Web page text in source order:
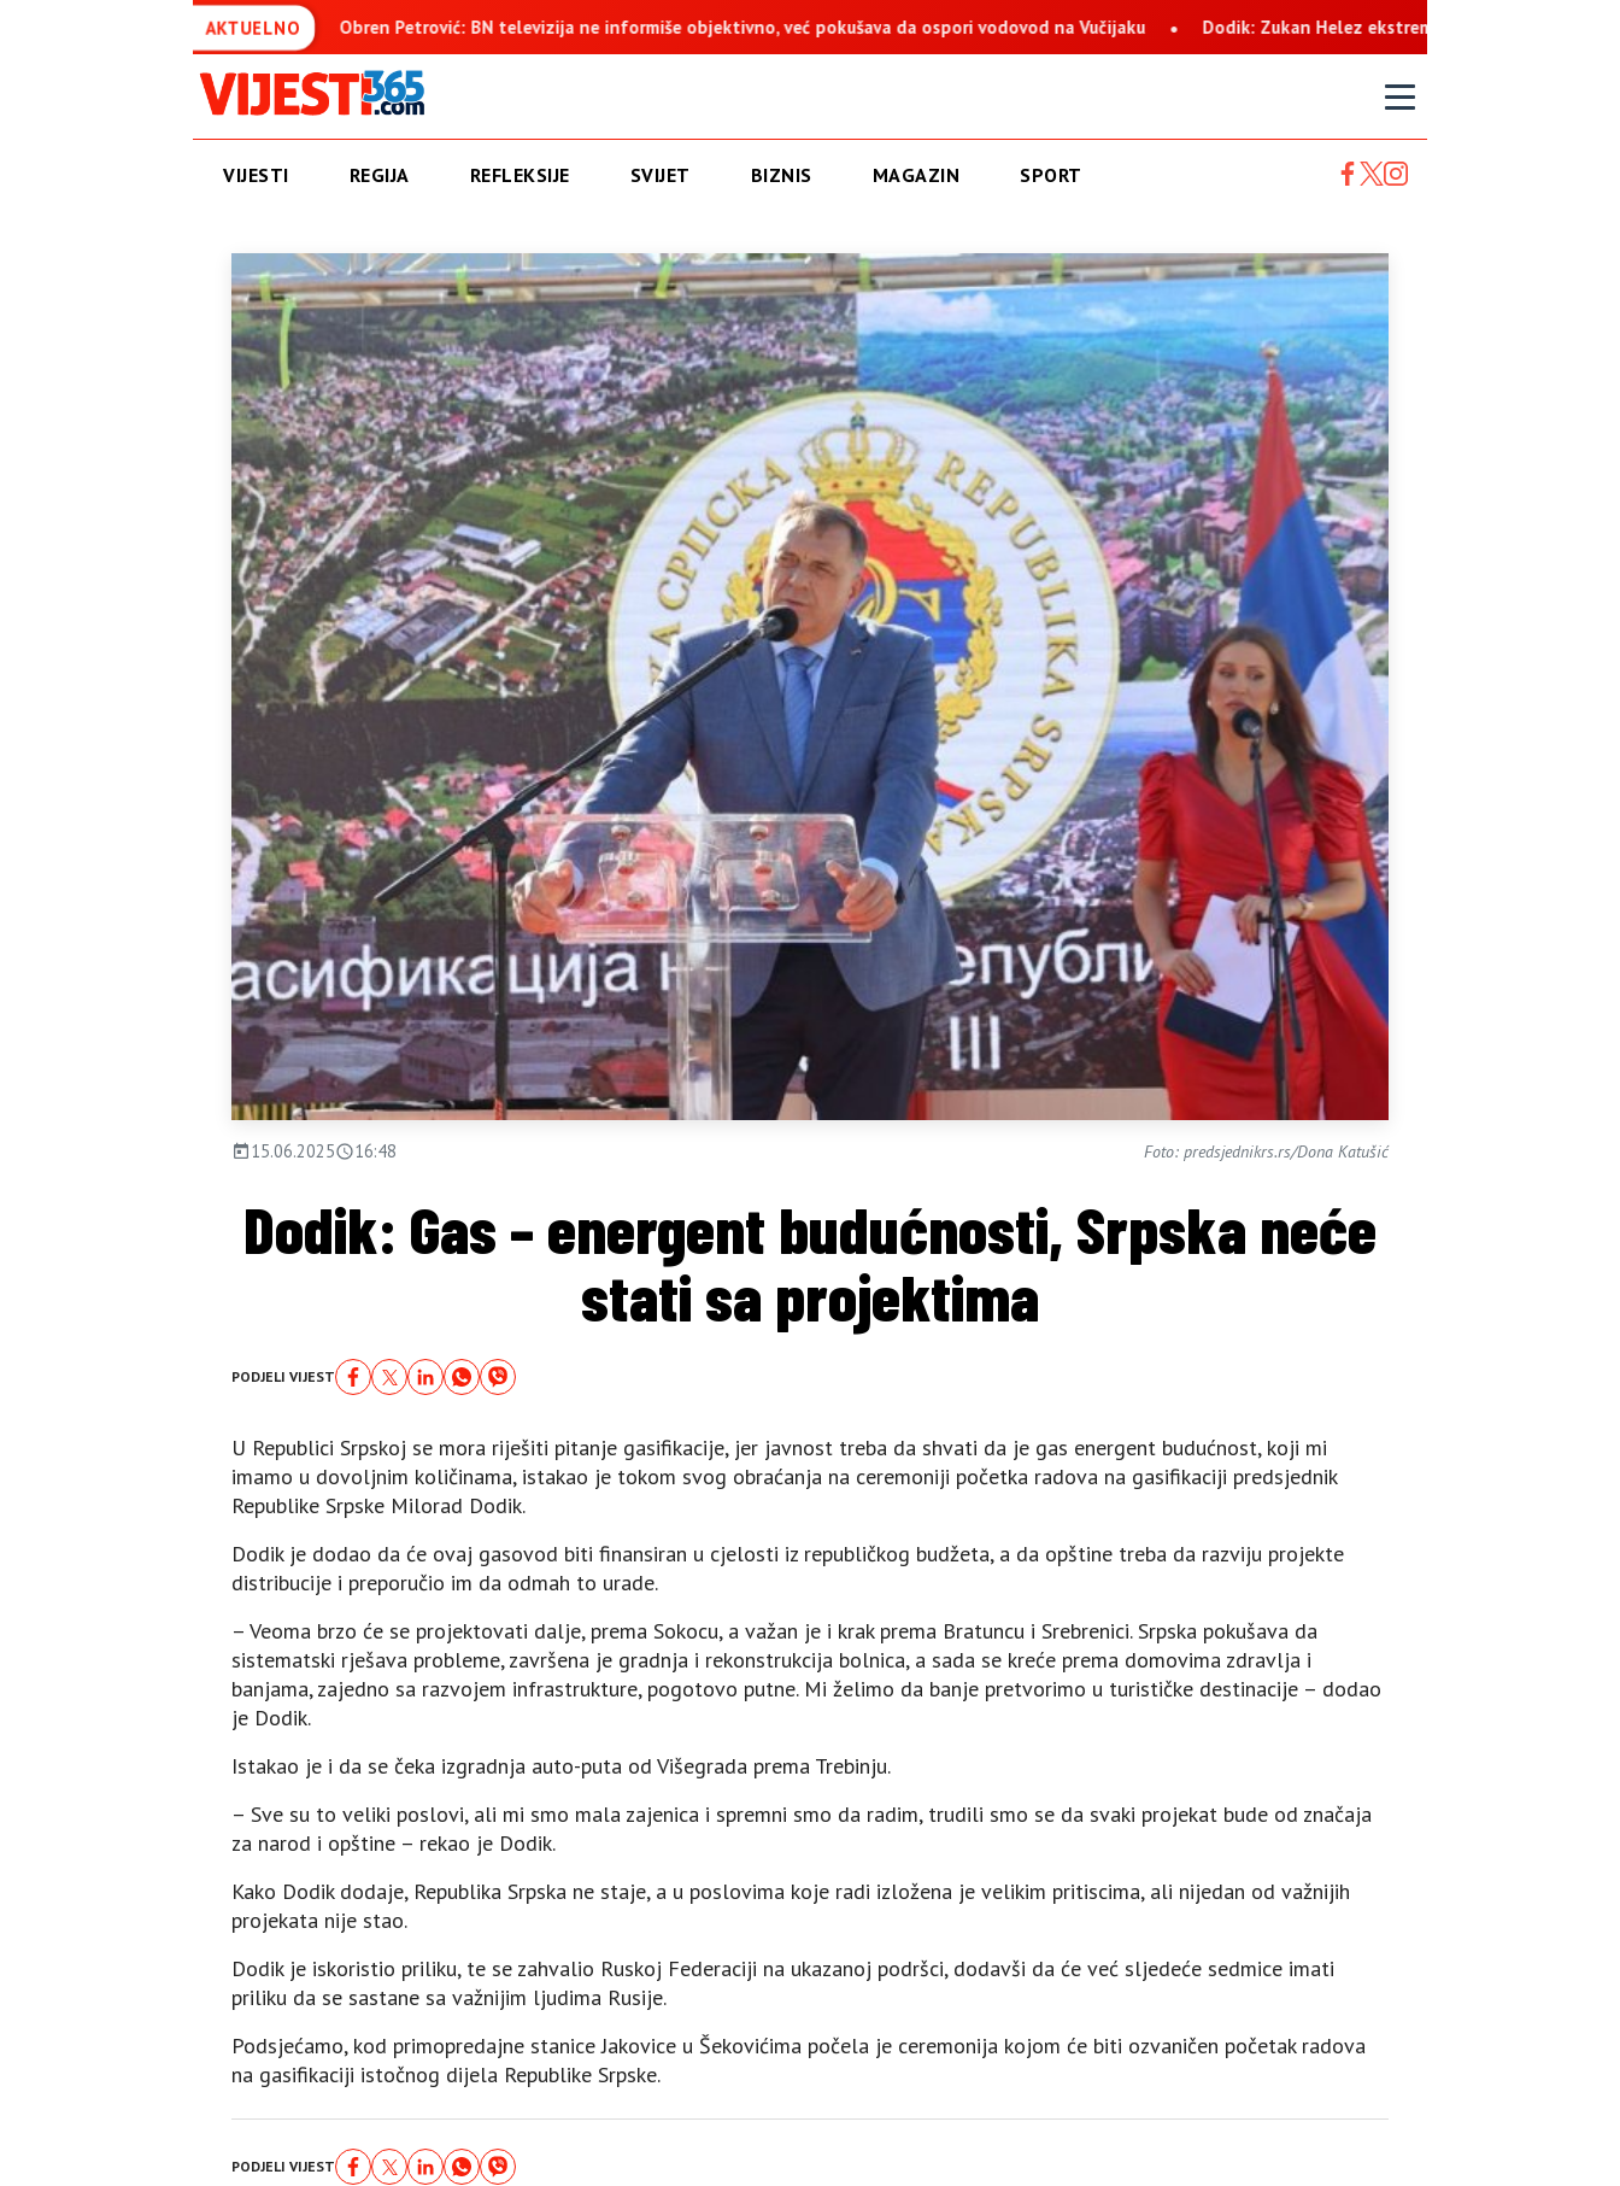
AKTUELNO
Obren Petrović: BN televizija ne informiše objektivno, već pokušava da ospori vodovod na Vučijaku Dodik: Zukan Helez ekstremista koji svaku priliku koristi za netrpeljivost prema
VIJESTI REGIJA REFLEKSIJE SVIJET BIZNIS MAGAZIN SPORT
15.06.2025 16:48 Foto: predsjednikrs.rs/Dona Katušić
Dodik: Gas – energent budućnosti, Srpska neće
stati sa projektima
PODJELI VIJEST
U Republici Srpskoj se mora riješiti pitanje gasifikacije, jer javnost treba da shvati da je gas energent budućnost, koji mi
imamo u dovoljnim količinama, istakao je tokom svog obraćanja na ceremoniji početka radova na gasifikaciji predsjednik
Republike Srpske Milorad Dodik.
Dodik je dodao da će ovaj gasovod biti finansiran u cjelosti iz republičkog budžeta, a da opštine treba da razviju projekte
distribucije i preporučio im da odmah to urade.
– Veoma brzo će se projektovati dalje, prema Sokocu, a važan je i krak prema Bratuncu i Srebrenici. Srpska pokušava da
sistematski rješava probleme, završena je gradnja i rekonstrukcija bolnica, a sada se kreće prema domovima zdravlja i
banjama, zajedno sa razvojem infrastrukture, pogotovo putne. Mi želimo da banje pretvorimo u turističke destinacije – dodao
je Dodik.
Istakao je i da se čeka izgradnja auto-puta od Višegrada prema Trebinju.
– Sve su to veliki poslovi, ali mi smo mala zajenica i spremni smo da radim, trudili smo se da svaki projekat bude od značaja
za narod i opštine – rekao je Dodik.
Kako Dodik dodaje, Republika Srpska ne staje, a u poslovima koje radi izložena je velikim pritiscima, ali nijedan od važnijih
projekata nije stao.
Dodik je iskoristio priliku, te se zahvalio Ruskoj Federaciji na ukazanoj podršci, dodavši da će već sljedeće sedmice imati
priliku da se sastane sa važnijim ljudima Rusije.
Podsjećamo, kod primopredajne stanice Јakovice u Šekovićima počela je ceremonija kojom će biti ozvaničen početak radova
na gasifikaciji istočnog dijela Republike Srpske.
PODJELI VIJEST